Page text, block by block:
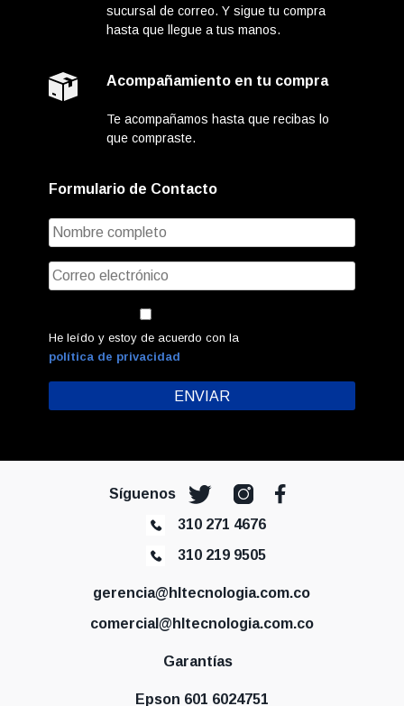
sucursal de correo. Y sigue tu compra
hasta que llegue a tus manos.
Acompañamiento en tu compra
Te acompañamos hasta que recibas lo
que compraste.
Formulario de Contacto
He leído y estoy de acuerdo con la
política de privacidad
Síguenos
310 271 4676
310 219 9505
gerencia@hltecnologia.com.co
comercial@hltecnologia.com.co
Garantías
Epson 601 6024751